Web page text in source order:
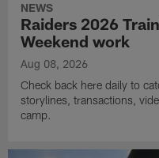
NEWS
Raiders 2026
Weekend work
Aug 08, 2026
Check back here daily to
storylines, transactions,
camp.